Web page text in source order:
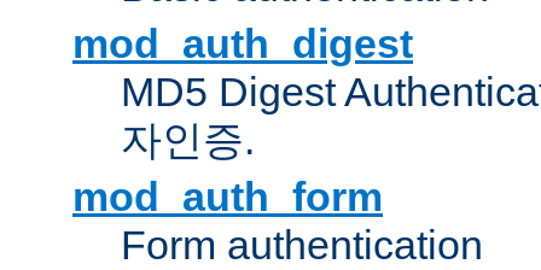
mod_auth_digest
MD5 Digest
자인증.
mod_auth_form
Form authentication